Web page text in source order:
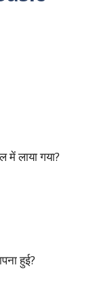
लाया गया?
हुई?